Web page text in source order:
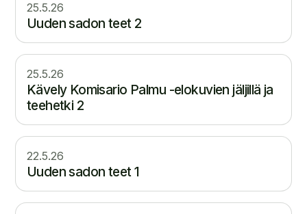
25.5.26
Uuden sadon teet 2
25.5.26
Kävely Komisario Palmu -elokuvien jäljillä ja
teehetki 2
22.5.26
Uuden sadon teet 1